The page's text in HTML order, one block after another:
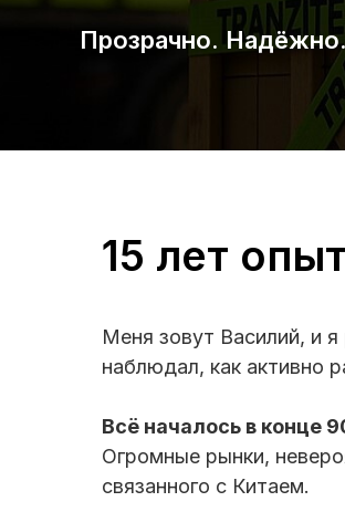
Прозрачно.
15 лет
Меня зовут Василий, и
наблюдал, как активно
Всё началось в конце
Огромные рынки,
связанного с Китаем.